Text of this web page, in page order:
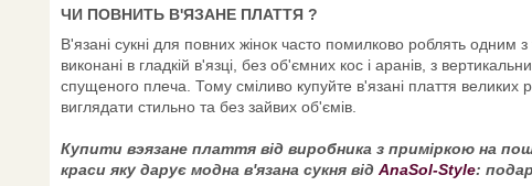
ЧИ ПОВНИТЬ В'ЯЗАНЕ ПЛАТТЯ ?
В'язані сукні для повних жінок часто помилково роблять одним
виконані в гладкій в'язці, без об'ємних кос і аранів, з
спущеного плеча. Тому сміливо купуйте в'язані плаття великих
виглядати стильно та без зайвих об'ємів.
Купити вэязане плаття від виробника з приміркою на
краси яку дарує модна в'язана сукня від AnaSol-Style: